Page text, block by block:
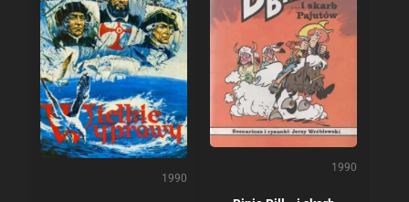
1990
1990